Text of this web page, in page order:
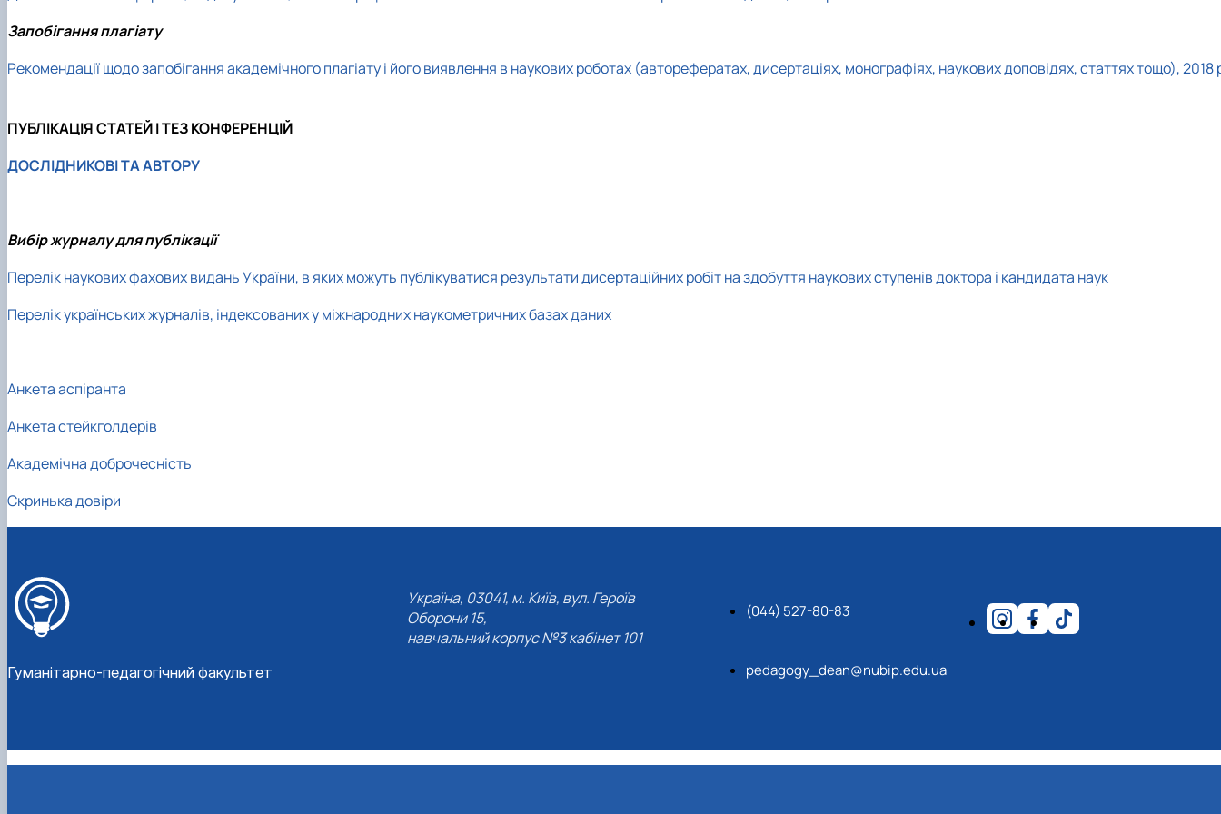
Запобігання плагіату
Рекомендації щодо запобігання академічного плагіату і його виявлення в наукових роботах (авторефератах, дисертаціях, монографіях, наукових доповідях, статтях тощо), 2018
ПУБЛІКАЦІЯ СТАТЕЙ І ТЕЗ КОНФЕРЕНЦІЙ
ДОСЛІДНИКОВІ ТА АВТОРУ
Вибір журналу для публікації
Перелік наукових фахових видань України, в яких можуть публікуватися результати дисертаційних робіт на здобуття наукових ступенів доктора і кандидата наук
Перелік українських журналів, індексованих у міжнародних наукометричних базах даних
Анкета аспіранта
Анкета стейкголдерів
Академічна доброчесність
Скринька довіри
Гуманітарно-педагогічний факультет
Україна, 03041, м. Київ, вул. Героїв
Оборони 15,
навчальний корпус №3 кабінет 101
(044) 527-80-83
pedagogy_dean@nubip.edu.ua